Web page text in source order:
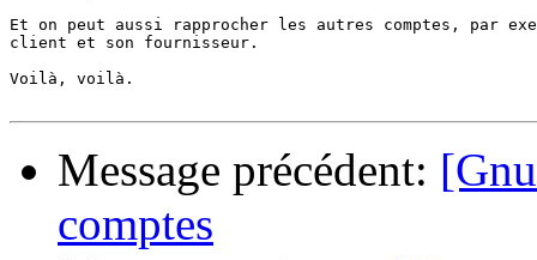
Et on peut aussi rapprocher les autres comptes, par
client et son fournisseur.
Voilà, voilà.
Message précédent:
comptes